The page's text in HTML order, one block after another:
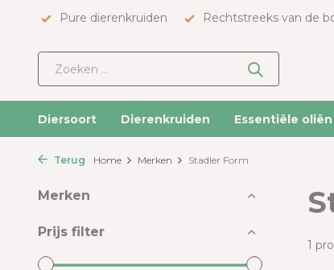
Pure dierenkruiden Rechtstreeks van de
Diersoort Dierenkruiden Essentiële oliën
Terug Home Merken Stadler Form
Merken
Prijs filter
1